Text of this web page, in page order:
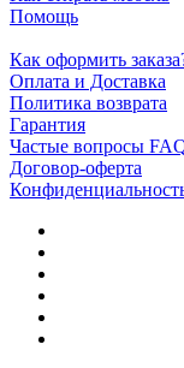
Помощь
Как оформить
Оплата и Доставка
Политика возврата
Гарантия
Частые вопросы
Договор-оферта